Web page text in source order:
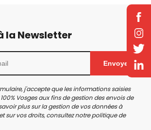
la Newsletter
Envoyer
j'accepte que les informations saisies
Vosges aux fins de gestion des envois de
plus sur la gestion de vos données à
sur vos droits, consultez notrepolitique de